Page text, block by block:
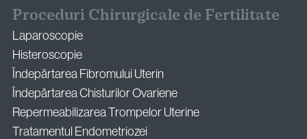
Proceduri Chirurgicale de Fertilitate
Laparoscopie
Histeroscopie
Îndepărtarea Fibromului Uterin
Îndepărtarea Chisturilor Ovariene
Repermeabilizarea Trompelor Uterine
Tratamentul Endometriozei